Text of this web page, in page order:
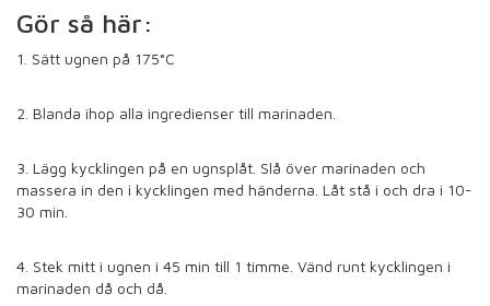
Gör så här:
1. Sätt ugnen på 175°C
2. Blanda ihop alla ingredienser till marinaden.
3. Lägg kycklingen på en ugnsplåt. Slå över marinaden och
massera in den i kycklingen med händerna. Låt stå i och dra i 10-
30 min.
4. Stek mitt i ugnen i 45 min till 1 timme. Vänd runt kycklingen i
marinaden då och då.